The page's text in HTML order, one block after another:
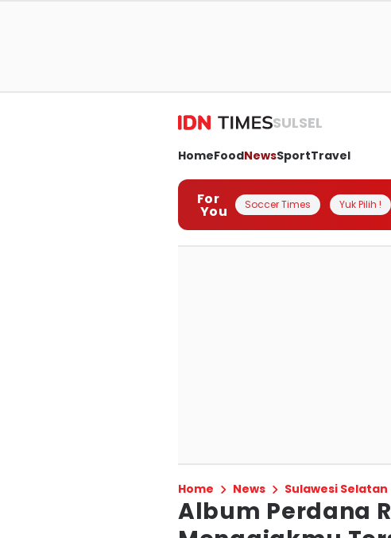
SULSEL
HomeFoodNewsSportTravel
For
You Soccer Times Yuk Pilih !
Home News Sulawesi Selatan
Album Perdana